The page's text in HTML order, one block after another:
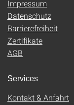
Impressum
Datenschutz
Barrierefreiheit
Zertifikate
AGB
Services
Kontakt & Anfahrt